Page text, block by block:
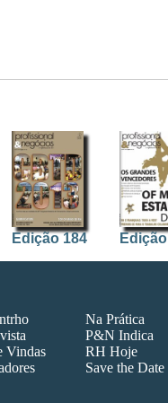
Edição 184
Edição 177 Edição
Vindas
Na Prática
P&N Indica
RH Hoje
Save the Date